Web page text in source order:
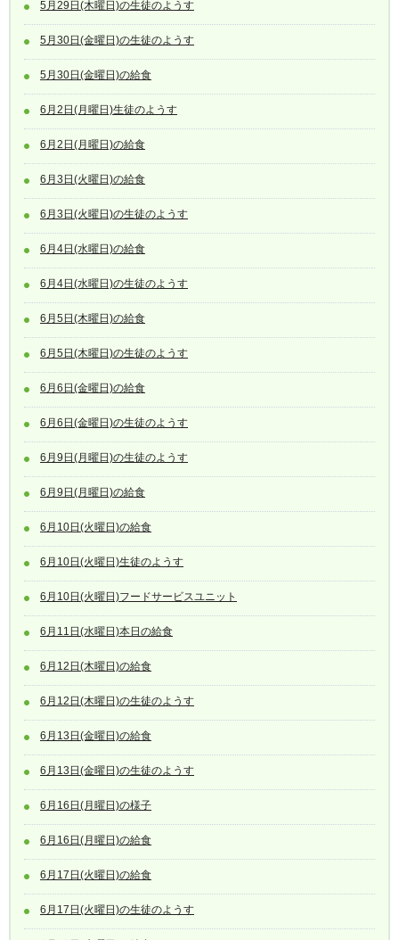
5月29日(木曜日)の生徒のようす
5月30日(金曜日)の生徒のようす
5月30日(金曜日)の給食
6月2日(月曜日)生徒のようす
6月2日(月曜日)の給食
6月3日(火曜日)の給食
6月3日(火曜日)の生徒のようす
6月4日(水曜日)の給食
6月4日(水曜日)の生徒のようす
6月5日(木曜日)の給食
6月5日(木曜日)の生徒のようす
6月6日(金曜日)の給食
6月6日(金曜日)の生徒のようす
6月9日(月曜日)の生徒のようす
6月9日(月曜日)の給食
6月10日(火曜日)の給食
6月10日(火曜日)生徒のようす
6月10日(火曜日)フードサービスユニット
6月11日(水曜日)本日の給食
6月12日(木曜日)の給食
6月12日(木曜日)の生徒のようす
6月13日(金曜日)の給食
6月13日(金曜日)の生徒のようす
6月16日(月曜日)の様子
6月16日(月曜日)の給食
6月17日(火曜日)の給食
6月17日(火曜日)の生徒のようす